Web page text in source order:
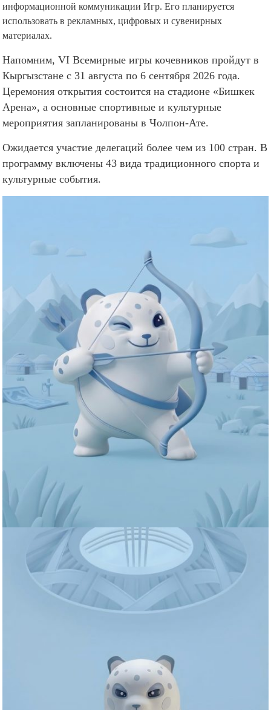
информационной коммуникации Игр. Его планируется
использовать в рекламных, цифровых и сувенирных
материалах.
Напомним, VI Всемирные игры кочевников пройдут в
Кыргызстане с 31 августа по 6 сентября 2026 года.
Церемония открытия состоится на стадионе «Бишкек
Арена», а основные спортивные и культурные
мероприятия запланированы в Чолпон-Ате.
Ожидается участие делегаций более чем из 100 стран. В
программу включены 43 вида традиционного спорта и
культурные события.